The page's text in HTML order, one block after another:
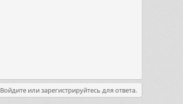
Войдите или зарегистрируйтесь для ответа.